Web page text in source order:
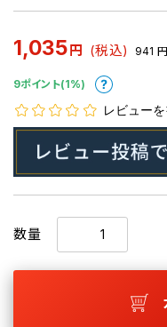
1,035 円 (税込) 941 円
9ポイント(1%)
レビューを
数量